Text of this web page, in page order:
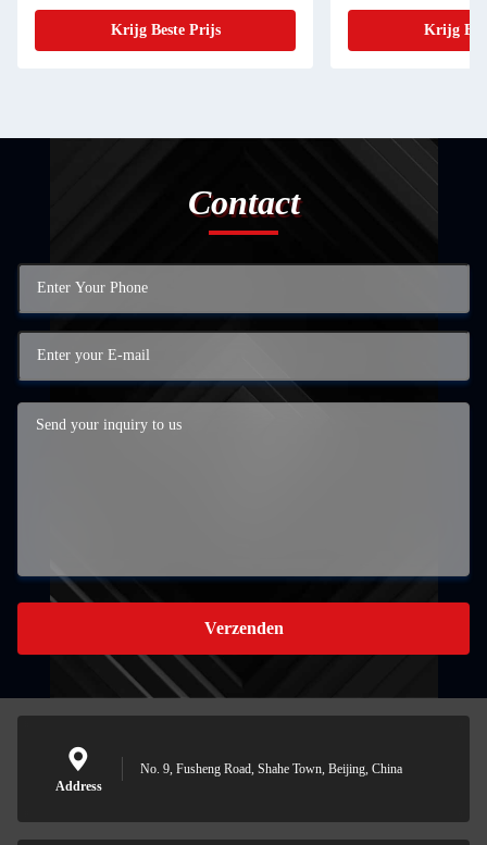
Krijg Beste Prijs Krijg
Contact
Verzenden
Address
No. 9, Fusheng Road, Shahe Town, Beijing, China